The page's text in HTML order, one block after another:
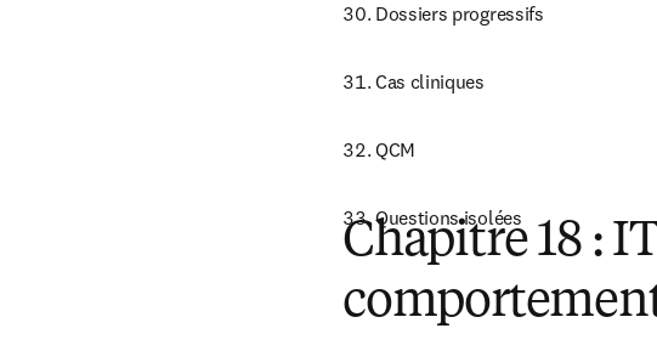
Dossiers progressifs
Cas cliniques
QCM
Questions isolées
Chapitre 18 :